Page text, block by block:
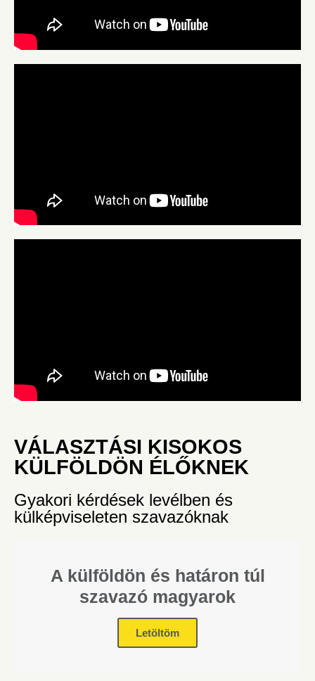
VÁLASZTÁSI KISOKOS
KÜLFÖLDÖN ÉLŐKNEK
Gyakori kérdések levélben és
külképviseleten szavazóknak
A külföldön és határon túl
szavazó magyarok
Letöltöm